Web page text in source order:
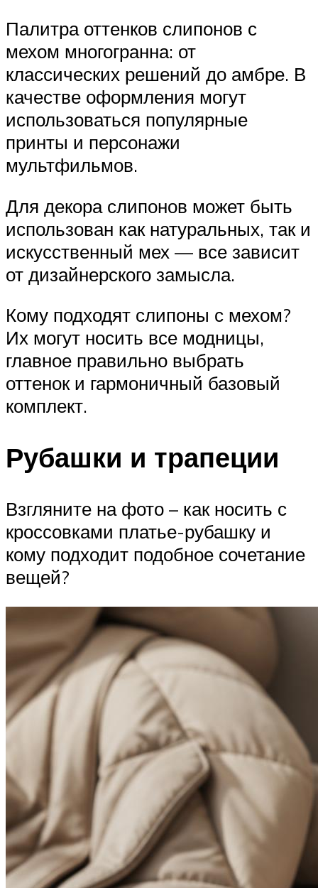
Палитра оттенков слипонов с
мехом многогранна: от
классических решений до амбре. В
качестве оформления могут
использоваться популярные
принты и персонажи
мультфильмов.
Для декора слипонов может быть
использован как натуральных, так и
искусственный мех — все зависит
от дизайнерского замысла.
Кому подходят слипоны с мехом?
Их могут носить все модницы,
главное правильно выбрать
оттенок и гармоничный базовый
комплект.
Рубашки и трапеции
Взгляните на фото – как носить с
кроссовками платье-рубашку и
кому подходит подобное сочетание
вещей?